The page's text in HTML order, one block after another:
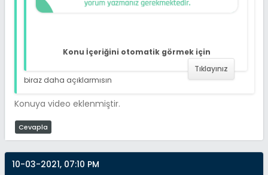
Konu İçeriğini otomatik görmek için
Tıklayınız
biraz daha açıklarmısın
Konuya video eklenmiştir.
Cevapla
10-03-2021, 07:10 PM